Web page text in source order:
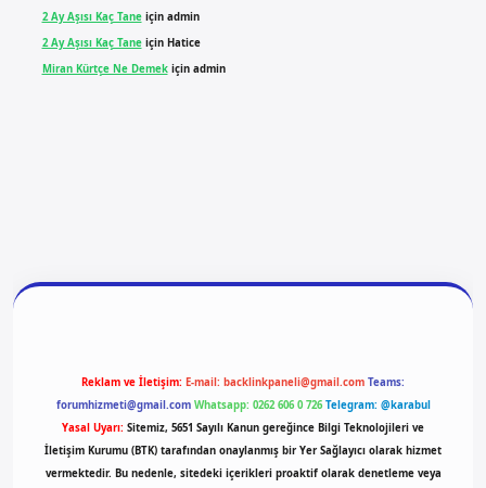
2 Ay Aşısı Kaç Taneiçin admin
2 Ay Aşısı Kaç Taneiçin Hatice
Miran Kürtçe Ne Demekiçin admin
Reklam ve İletişim: E-mail: backlinkpaneli@gmail.com Teams:
forumhizmeti@gmail.com Whatsapp: 0262 606 0 726 Telegram: @karabul
Yasal Uyarı: Sitemiz, 5651 Sayılı Kanun gereğince Bilgi Teknolojileri ve
İletişim Kurumu (BTK) tarafından onaylanmış bir Yer Sağlayıcı olarak hizmet
vermektedir. Bu nedenle, sitedeki içerikleri proaktif olarak denetleme veya